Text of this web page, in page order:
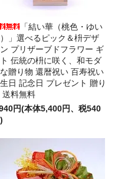
「結い華（桃色・ゆい
」選べるピック＆枡デザ
プリザーブドフラワー ギ
伝統の枡に咲く、和モダ
贈り物 還暦祝い 百寿祝い
日 記念日 プレゼント 贈り
送料無料
円(本体5,400円、税540